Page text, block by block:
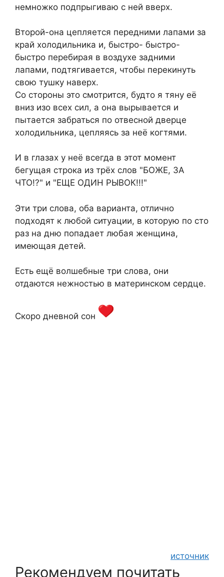
немножко подпрыгиваю с ней вверх.
Второй-она цепляется передними лапами за
край холодильника и, быстро- быстро-
быстро перебирая в воздухе задними
лапами, подтягивается, чтобы перекинуть
свою тушку наверх.
Со стороны это смотрится, будто я тяну её
вниз изо всех сил, а она вырывается и
пытается забраться по отвесной дверце
холодильника, цепляясь за неё когтями.
И в глазах у неё всегда в этот момент
бегущая строка из трёх слов "БОЖЕ, ЗА
ЧТО!?" и "ЕЩЕ ОДИН РЫВОК!!!"
Эти три слова, оба варианта, отлично
подходят к любой ситуации, в которую по сто
раз на дню попадает любая женщина,
имеющая детей.
Есть ещё волшебные три слова, они
отдаются нежностью в материнском сердце.
Скоро дневной сон
источник
Рекомендуем почитать